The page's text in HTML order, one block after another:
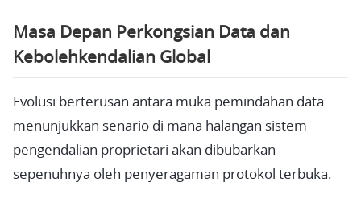
Masa Depan Perkongsian Data dan
Kebolehkendalian Global
Evolusi berterusan antara muka pemindahan data
menunjukkan senario di mana halangan sistem
pengendalian proprietari akan dibubarkan
sepenuhnya oleh penyeragaman protokol terbuka.